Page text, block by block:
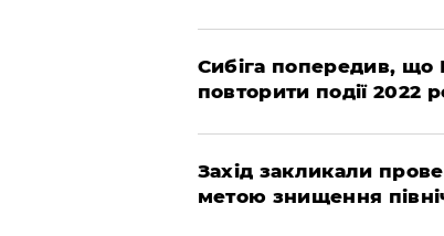
Сибіга попередив, що
повторити події 2022
​Захід закликали
метою знищення